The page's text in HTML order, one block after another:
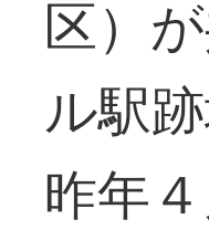
区）
ル駅
昨年